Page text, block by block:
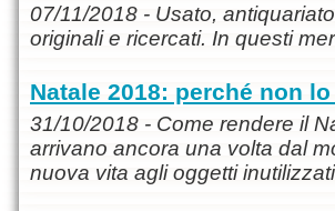
07/11/2018 - Usato,
originali e ricercati. In questi
Natale 2018: perché non
31/10/2018 - Come rendere il
arrivano ancora una volta dal
nuova vita agli oggetti